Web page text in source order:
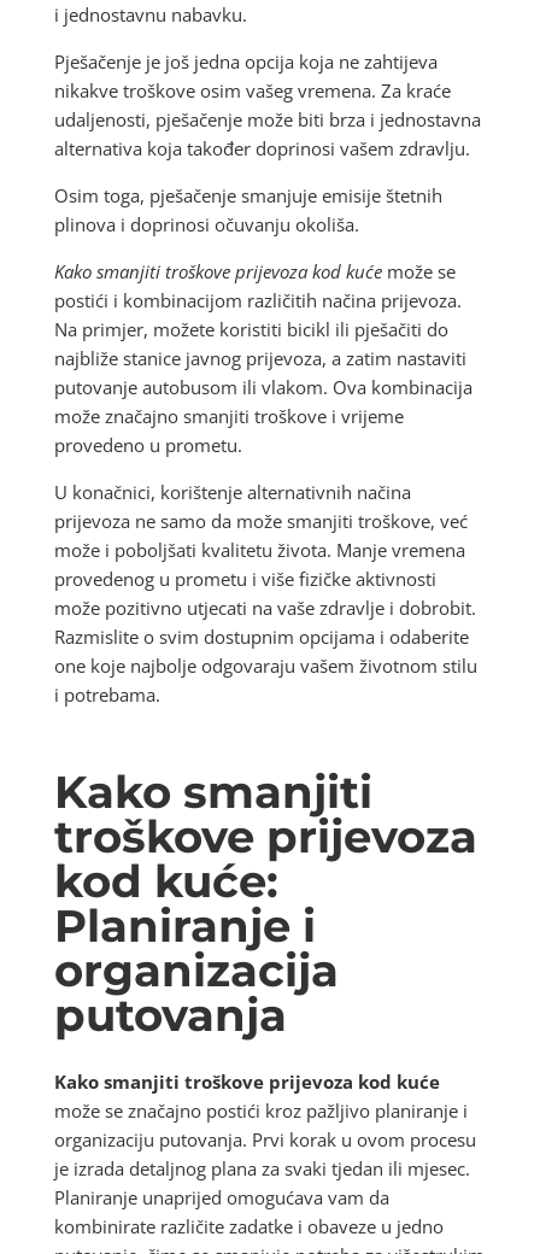
i jednostavnu nabavku.
Pješačenje je još jedna opcija koja ne zahtijeva
nikakve troškove osim vašeg vremena. Za kraće
udaljenosti, pješačenje može biti brza i jednostavna
alternativa koja također doprinosi vašem zdravlju.
Osim toga, pješačenje smanjuje emisije štetnih
plinova i doprinosi očuvanju okoliša.
Kako smanjiti troškove prijevoza kod kućemože se
postići i kombinacijom različitih načina prijevoza.
Na primjer, možete koristiti bicikl ili pješačiti do
najbliže stanice javnog prijevoza, a zatim nastaviti
putovanje autobusom ili vlakom. Ova kombinacija
može značajno smanjiti troškove i vrijeme
provedeno u prometu.
U konačnici, korištenje alternativnih načina
prijevoza ne samo da može smanjiti troškove, već
može i poboljšati kvalitetu života. Manje vremena
provedenog u prometu i više fizičke aktivnosti
može pozitivno utjecati na vaše zdravlje i dobrobit.
Razmislite o svim dostupnim opcijama i odaberite
one koje najbolje odgovaraju vašem životnom stilu
i potrebama.
Kako smanjiti
troškove prijevoza
kod kuće:
Planiranje i
organizacija
putovanja
Kako smanjiti troškove prijevoza kod kuće
može se značajno postići kroz pažljivo planiranje i
organizaciju putovanja. Prvi korak u ovom procesu
je izrada detaljnog plana za svaki tjedan ili mjesec.
Planiranje unaprijed omogućava vam da
kombinirate različite zadatke i obaveze u jedno